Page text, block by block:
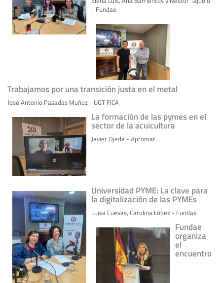
- Fundae
Trabajamos por una transición justa en el metal
José Antonio Pasadas Muñoz - UGT FICA
La formación de las pymes en el
sector de la acuicultura
Javier Ojeda - Apromar
Universidad PYME: La clave para
la digitalización de las PYMEs
Luisa Cuevas, Carolina López - Fundae
Fundae
organiza
el
encuentro